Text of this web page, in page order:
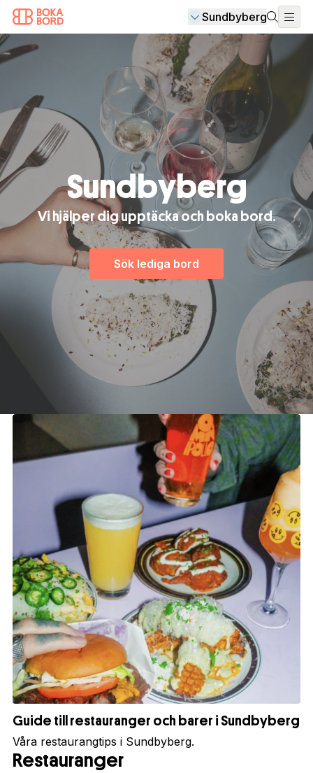
Sundbyberg
Sundbyberg
Vi hjälper dig upptäcka och boka bord.
Sök lediga bord
Guide till restauranger och barer i Sundbyberg
Våra restaurangtips i Sundbyberg.
Restauranger